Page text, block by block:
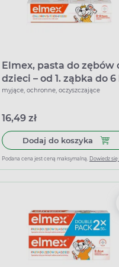
Max Sprint, 40
Elmex, pasta do zębów
dzieci – od 1. ząbka do
50 ml
myjące, ochronne, oczyszczające
16,49 zł
Dodaj do koszyka
Podana cena jest ceną maksymalną. Dowiedz